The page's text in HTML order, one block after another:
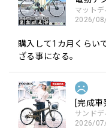
マットデ
2026/
購入して1カ月くらい
ざる事になる。
サンドデ
2026/